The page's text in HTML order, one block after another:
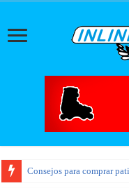
Consejos para comprar